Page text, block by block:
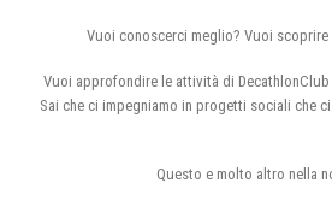
Vuoi conoscerci meglio? Vuoi scoprire
Vuoi approfondire le attività di
Sai che ci impegniamo in progetti sociali che
Questo e molto altro nella